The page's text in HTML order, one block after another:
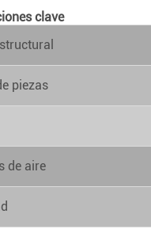
clave
piezas
de aire